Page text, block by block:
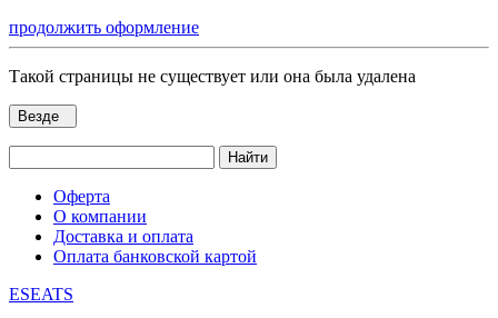
продолжить оформление
Такой страницы не существует или она была удалена
Везде
Найти
Оферта
О компании
Доставка и оплата
Оплата банковской картой
ESEATS